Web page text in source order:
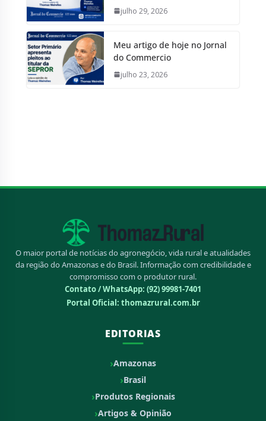
julho 29, 2026
Meu artigo de hoje no Jornal
do Commercio
julho 23, 2026
O maior portal de notícias do agronegócio, vida rural e atualidades
da região do Amazonas e do Brasil. Informação com credibilidade e
compromisso com o produtor rural.
Contato / WhatsApp: (92) 99981-7401
Portal Oficial: thomazrural.com.br
EDITORIAS
Amazonas
Brasil
Produtos Regionais
Artigos & Opinião